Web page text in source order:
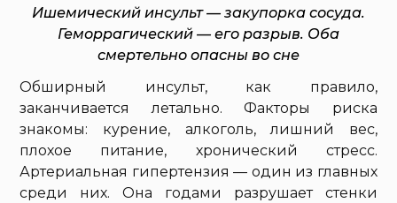
Ишемический инсульт — закупорка сосуда.
Геморрагический — его разрыв. Оба
смертельно опасны во сне
Обширный инсульт, как правило,
заканчивается летально. Факторы риска
знакомы: курение, алкоголь, лишний вес,
плохое питание, хронический стресс.
Артериальная гипертензия — один из главных
среди них. Она годами разрушает стенки